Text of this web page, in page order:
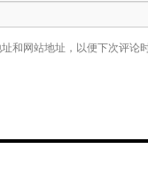
和网站地址，以便下次评论